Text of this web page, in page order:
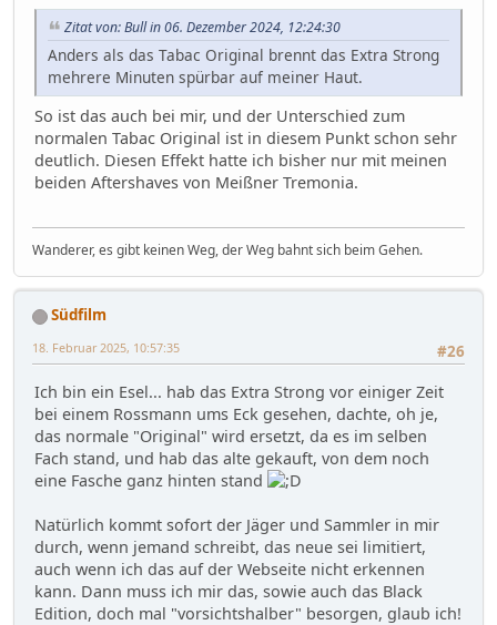
Zitat von: Bull in 06. Dezember 2024, 12:24:30
Anders als das Tabac Original brennt das Extra Strong
mehrere Minuten spürbar auf meiner Haut.
So ist das auch bei mir, und der Unterschied zum
normalen Tabac Original ist in diesem Punkt schon sehr
deutlich. Diesen Effekt hatte ich bisher nur mit meinen
beiden Aftershaves von Meißner Tremonia.
Wanderer, es gibt keinen Weg, der Weg bahnt sich beim Gehen.
Südfilm
#26
18. Februar 2025, 10:57:35
Ich bin ein Esel... hab das Extra Strong vor einiger Zeit
bei einem Rossmann ums Eck gesehen, dachte, oh je,
das normale "Original" wird ersetzt, da es im selben
Fach stand, und hab das alte gekauft, von dem noch
eine Fasche ganz hinten stand
Natürlich kommt sofort der Jäger und Sammler in mir
durch, wenn jemand schreibt, das neue sei limitiert,
auch wenn ich das auf der Webseite nicht erkennen
kann. Dann muss ich mir das, sowie auch das Black
Edition, doch mal "vorsichtshalber" besorgen, glaub ich!